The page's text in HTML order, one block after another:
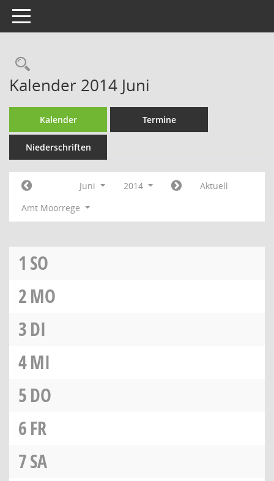
Toggle navigation
Rechercheauswahl
Kalender 2014 Juni
Kalender Termine
Niederschriften
Juni 2014
Aktuell
Amt Moorrege
1 SO
2MO
3DI
4MI
5DO
6FR
7SA